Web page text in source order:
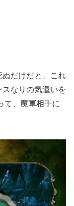
だけだと、これ
なりの気遣いを
て、魔軍相手に